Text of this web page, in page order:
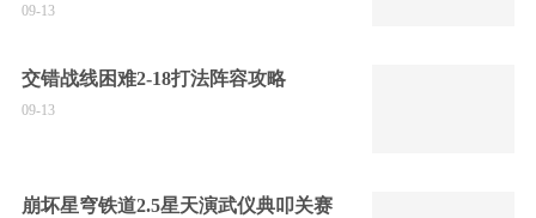
09-13
交错战线困难2-18打法阵容攻略
09-13
崩坏星穹铁道2.5星天演武仪典叩关赛